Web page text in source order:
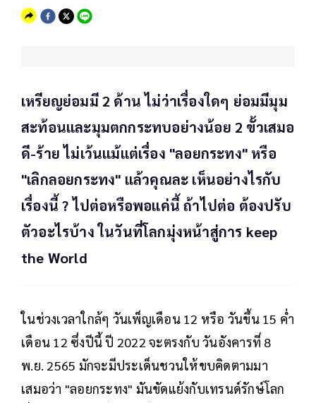
เหรียญย่อมมี 2 ด้าน ไม่ว่าเรื่องใดๆ ย่อมมีมุม
สะท้อนและมุมตกกระทบอย่างน้อย 2 ขั้วเสมอ
ดี-ร้าย ไม่เว้นแม้แต่เรื่อง "ลอยกระทง" หรือ
"เลิกลอยกระทง" แล้วคุณละ เห็นอย่างไรกับ
เรื่องนี้ ? ไปต่อหรือพอแค่นี้ ถ้าไปต่อ ต้องปรับ
ตัวอะไรบ้าง ในวันที่โลกมุ่งหน้าสู่การ keep
the World
ในช่วงเวลาใกล้ๆ วันเพ็ญเดือน 12 หรือ วันขึ้น 15 ค่ำ
เดือน 12 ซึ่งปีนี้ ปี 2022 จะตรงกับ วันอังคารที่ 8
พ.ย. 2565 มักจะมีประเด็นชวนให้ขบคิดตามมา
เสมอว่า "ลอยกระทง" มันขัดแย้งกับเทรนด์รักษ์โลก